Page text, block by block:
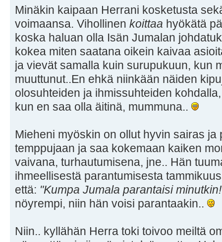
Minäkin kaipaan Herrani kosketusta
voimaansa. Vihollinen koittaa hyökätä
koska haluan olla Isän Jumalan
kokea miten saatana oikein kaivaa
ja vievät samalla kuin surupukuun, kun
muuttunut..En ehkä niinkään näiden
olosuhteiden ja ihmissuhteiden
kun en saa olla äitinä, mummuna..
Mieheni myöskin on ollut hyvin sairas ja
temppujaan ja saa kokemaan kaiken
vaivana, turhautumisena, jne.. Hän
ihmeellisestä parantumisesta
että: "Kumpa Jumala parantaisi
nöyrempi, niin hän voisi parantaakin..
Niin.. kyllähän Herra toki toivoo meiltä